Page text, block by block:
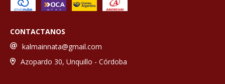
CONTACTANOS
kalmainnata@gmail.com
Azopardo 30, Unquillo - Córdoba